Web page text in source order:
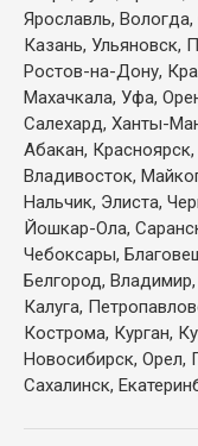
Ярославль,
Казань, Ульяновск,
Ростов-на-Дону,
Махачкала, Уфа,
Салехард, Ханты-
Абакан,
Владивосток,
Нальчик, Элиста,
Йошкар-Ола,
Чебоксары,
Белгород,
Калуга,
Кострома, Курган,
Новосибирск,
Сахалинск,